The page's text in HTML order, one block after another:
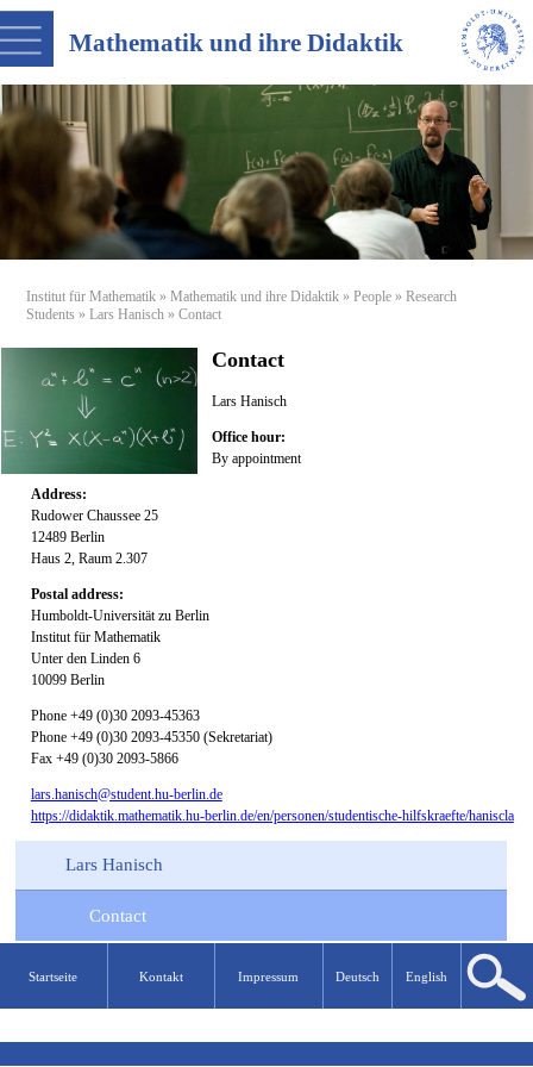
Mathematik und ihre Didaktik
Institut für Mathematik »Mathematik und ihre Didaktik »People »Research
Students »Lars Hanisch » Contact
Contact
Lars Hanisch
Office hour:
By appointment
Address:
Rudower Chaussee 25
12489 Berlin
Haus 2, Raum 2.307
Postal address:
Humboldt-Universität zu Berlin
Institut für Mathematik
Unter den Linden 6
10099 Berlin
Phone +49 (0)30 2093-45363
Phone +49 (0)30 2093-45350 (Sekretariat)
Fax +49 (0)30 2093-5866
lars.hanisch@student.hu-berlin.de
https://didaktik.mathematik.hu-berlin.de/en/personen/studentische-hilfskraefte/haniscla
Lars Hanisch
Contact
Startseite Kontakt Impressum Deutsch English